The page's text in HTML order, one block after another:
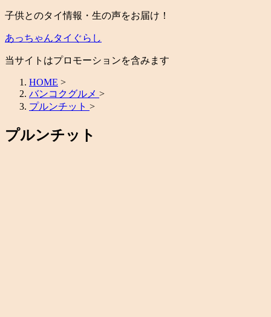
子供とのタイ情報・生の声をお届け！
あっちゃんタイぐらし
当サイトはプロモーションを含みます
HOME >
バンコクグルメ >
プルンチット >
プルンチット